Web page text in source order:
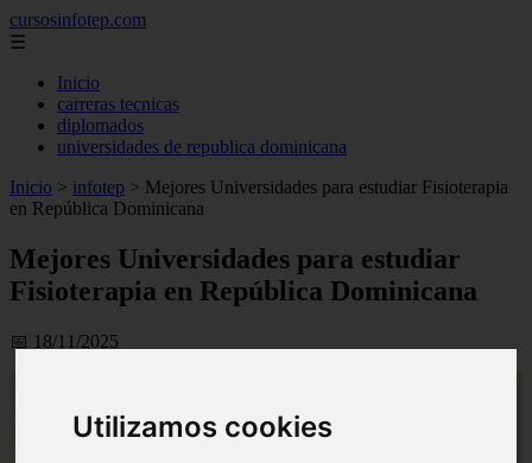
Utilizamos cookies
cursosinfotep.com
☰
Inicio
carreras tecnicas
diplomados
universidades de republica dominicana
Inicio > infotep > Mejores Universidades para estudiar Fisioterapia
en República Dominicana
Mejores Universidades para estudiar
Fisioterapia en República Dominicana
📅 18/11/2025